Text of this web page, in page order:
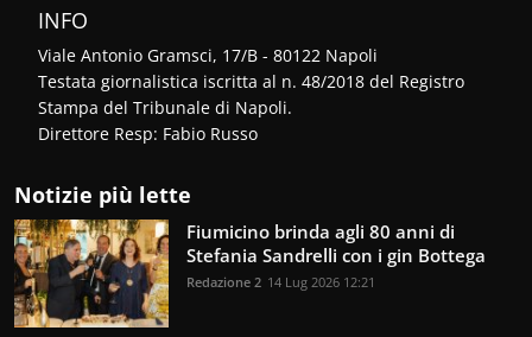
INFO
Viale Antonio Gramsci, 17/B - 80122 Napoli
Testata giornalistica iscritta al n. 48/2018 del Registro
Stampa del Tribunale di Napoli.
Direttore Resp: Fabio Russo
Notizie più lette
Fiumicino brinda agli 80 anni di
Stefania Sandrelli con i gin Bottega
Redazione 2 14 Lug 2026 12:21